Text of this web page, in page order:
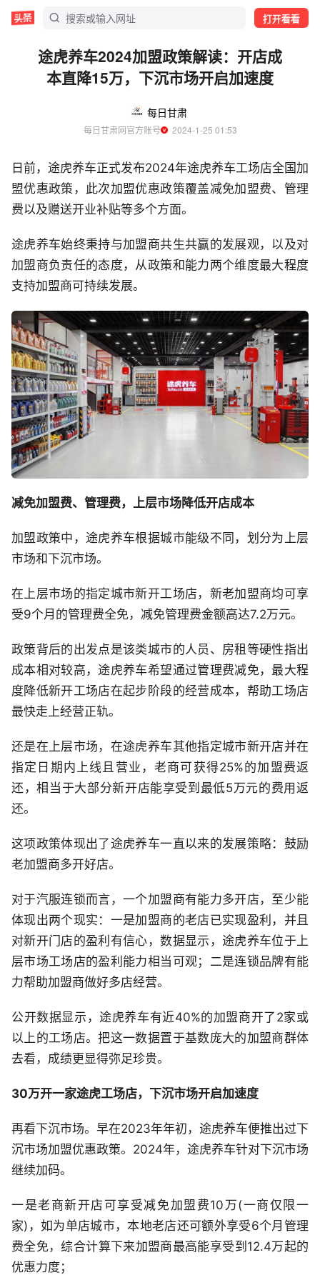
打开看看
途虎养车2024加盟政策解读：开店成
本直降15万，下沉市场开启加速度
每日甘肃
每日甘肃网官方账号
  2024-1-25 01:53
日前，途虎养车正式发布2024年途虎养车工场店全国加
盟优惠政策，此次加盟优惠政策覆盖减免加盟费、管理
费以及赠送开业补贴等多个方面。
途虎养车始终秉持与加盟商共生共赢的发展观，以及对
加盟商负责任的态度，从政策和能力两个维度最大程度
支持加盟商可持续发展。
减免加盟费、管理费，上层市场降低开店成本
加盟政策中，途虎养车根据城市能级不同，划分为上层
市场和下沉市场。
在上层市场的指定城市新开工场店，新老加盟商均可享
受9个月的管理费全免，减免管理费金额高达7.2万元。
政策背后的出发点是该类城市的人员、房租等硬性指出
成本相对较高，途虎养车希望通过管理费减免，最大程
度降低新开工场店在起步阶段的经营成本，帮助工场店
最快走上经营正轨。
还是在上层市场，在途虎养车其他指定城市新开店并在
指定日期内上线且营业，老商可获得25%的加盟费返
还，相当于大部分新开店能享受到最低5万元的费用返
还。
这项政策体现出了途虎养车一直以来的发展策略：鼓励
老加盟商多开好店。
对于汽服连锁而言，一个加盟商有能力多开店，至少能
体现出两个现实：一是加盟商的老店已实现盈利，并且
对新开门店的盈利有信心，数据显示，途虎养车位于上
层市场工场店的盈利能力相当可观；二是连锁品牌有能
力帮助加盟商做好多店经营。
公开数据显示，途虎养车有近40%的加盟商开了2家或
以上的工场店。把这一数据置于基数庞大的加盟商群体
去看，成绩更显得弥足珍贵。
30万开一家途虎工场店，下沉市场开启加速度
再看下沉市场。早在2023年年初，途虎养车便推出过下
沉市场加盟优惠政策。2024年，途虎养车针对下沉市场
继续加码。
一是老商新开店可享受减免加盟费10万(一商仅限一
家)，如为单店城市，本地老店还可额外享受6个月管理
费全免，综合计算下来加盟商最高能享受到12.4万起的
优惠力度；